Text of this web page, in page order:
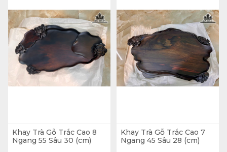
Khay Trà Gỗ Trắc Cao 8
Ngang 55 Sâu 30 (cm)
Khay Trà Gỗ Trắc Cao 7
Ngang 45 Sâu 28 (cm)